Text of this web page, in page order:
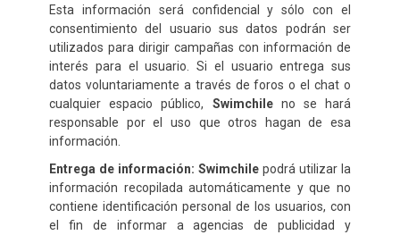
Esta información será confidencial y sólo con el
consentimiento del usuario sus datos podrán ser
utilizados para dirigir campañas con información de
interés para el usuario. Si el usuario entrega sus
datos voluntariamente a través de foros o el chat o
cualquier espacio público, Swimchileno se hará
responsable por el uso que otros hagan de esa
información.
Entrega de información: Swimchile podrá utilizar la
información recopilada automáticamente y que no
contiene identificación personal de los usuarios, con
el fin de informar a agencias de publicidad y